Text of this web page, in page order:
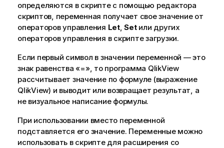
определяются в скрипте с помощью редактора
скриптов, переменная получает свое значение от
операторов управления Let,Setили других
операторов управления в скрипте загрузки.
Если первый символ в значении переменной — это
знак равенства «=», то программа QlikView
рассчитывает значение по формуле (выражение
QlikView) и выводит или возвращает результат, а
не визуальное написание формулы.
При использовании вместо переменной
подставляется его значение. Переменные можно
использовать в скрипте для расширения со